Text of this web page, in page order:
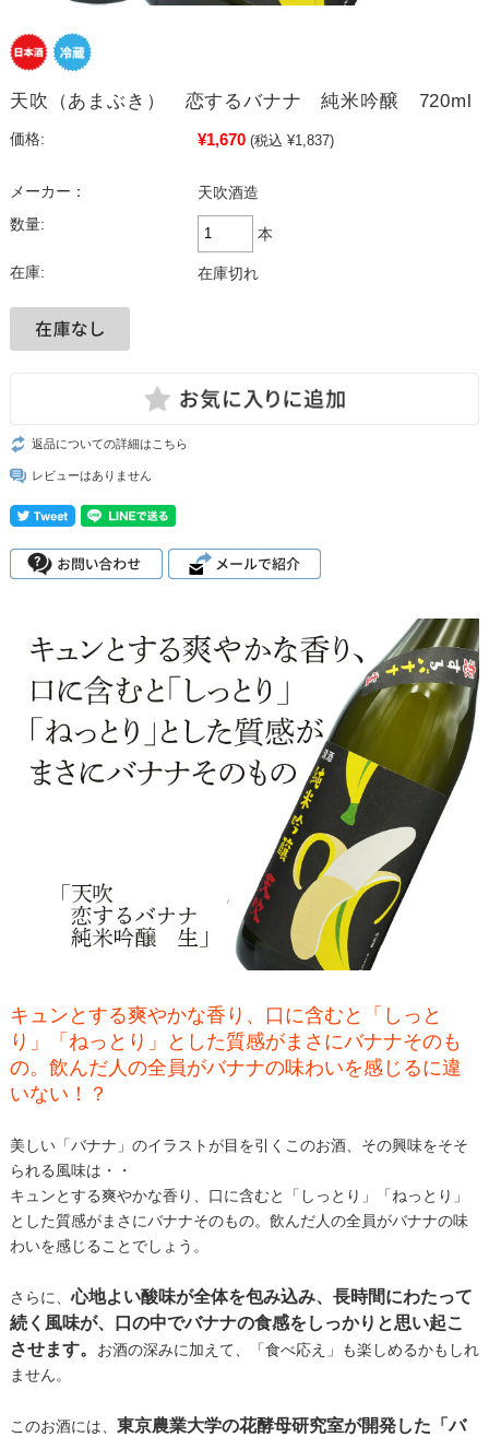
天吹（あまぶき） 恋するバナナ 純米吟醸 720ml
価格: ¥1,670 (税込 ¥1,837)
メーカー：
天吹酒造
数量:
本
在庫: 在庫切れ
返品についての詳細はこちら
レビューはありません
キュンとする爽やかな香り、口に含むと「しっと
り」「ねっとり」とした質感がまさにバナナそのも
の。飲んだ人の全員がバナナの味わいを感じるに違
いない！？
美しい「バナナ」のイラストが目を引くこのお酒、その興味をそそ
られる風味は・・
キュンとする爽やかな香り、口に含むと「しっとり」「ねっとり」
とした質感がまさにバナナそのもの。飲んだ人の全員がバナナの味
わいを感じることでしょう。
さらに、心地よい酸味が全体を包み込み、長時間にわたって
続く風味が、口の中でバナナの食感をしっかりと思い起こ
させます。 お酒の深みに加えて、「食べ応え」も楽しめるかもしれ
ません。
このお酒には、 東京農業大学の花酵母研究室が開発した「バ